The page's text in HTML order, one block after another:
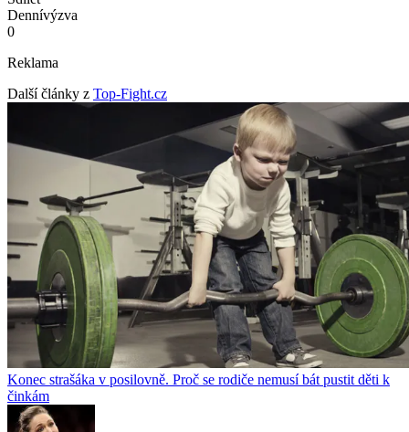
Dennívýzva
0
Reklama
Další články z Top-Fight.cz
Konec strašáka v posilovně. Proč se rodiče nemusí bát pustit děti k
činkám